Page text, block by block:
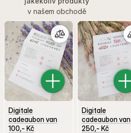
v našem obchodě
Digitale
cadeaubon van
100,- Kč
Digitale
cadeaubon van
250,- Kč